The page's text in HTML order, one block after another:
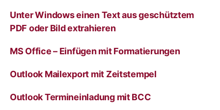
Unter Windows einen Text aus geschütztem
PDF oder Bild extrahieren
MS Office – Einfügen mit Formatierungen
Outlook Mailexport mit Zeitstempel
Outlook Termineinladung mit BCC